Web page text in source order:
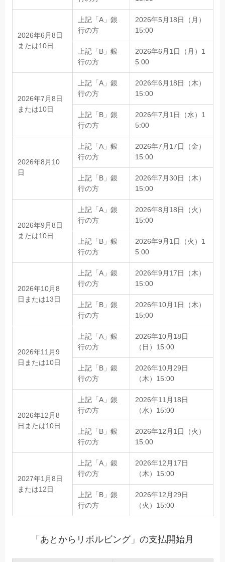
2026年6月8日
または10日
上記「A」銀
行の方
2026年5月18日（月）
15:00
上記「B」銀
行の方
2026年6月1日（月）1
5:00
2026年7月8日
または10日
上記「A」銀
行の方
2026年6月18日（木）
15:00
上記「B」銀
行の方
2026年7月1日（水）1
5:00
2026年8月10
日
上記「A」銀
行の方
2026年7月17日（金）
15:00
上記「B」銀
行の方
2026年7月30日（木）
15:00
2026年9月8日
または10日
上記「A」銀
行の方
2026年8月18日（火）
15:00
上記「B」銀
行の方
2026年9月1日（火）1
5:00
2026年10月8
日または13日
上記「A」銀
行の方
2026年9月17日（木）
15:00
上記「B」銀
行の方
2026年10月1日（木）
15:00
2026年11月9
日または10日
上記「A」銀
行の方
2026年10月18日
（日）15:00
上記「B」銀
行の方
2026年10月29日
（木）15:00
2026年12月8
日または10日
上記「A」銀
行の方
2026年11月18日
（水）15:00
上記「B」銀
行の方
2026年12月1日（火）
15:00
2027年1月8日
または12日
上記「A」銀
行の方
2026年12月17日
（木）15:00
上記「B」銀
行の方
2026年12月29日
（火）15:00
「あとからリボルビング」の支払開始月